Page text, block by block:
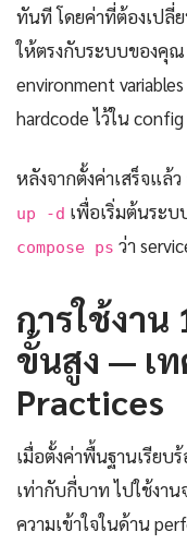
ทันที โดยค่าที่ต้องเปลี่
ให้ตรงกับระบบของคุณ
environment
hardcode ไว้ใน
หลังจากตั้งค่าเสร็จแล้
up -d เพื่อเริ่มต้นระ
compose ps ว่า
การใช้งาน
ขั้นสูง — เ
Practices
เมื่อตั้งค่าพื้นฐานเรียบ
เท่ากับกี่บาท ไปใช้งา
ความเข้าใจในด้าน